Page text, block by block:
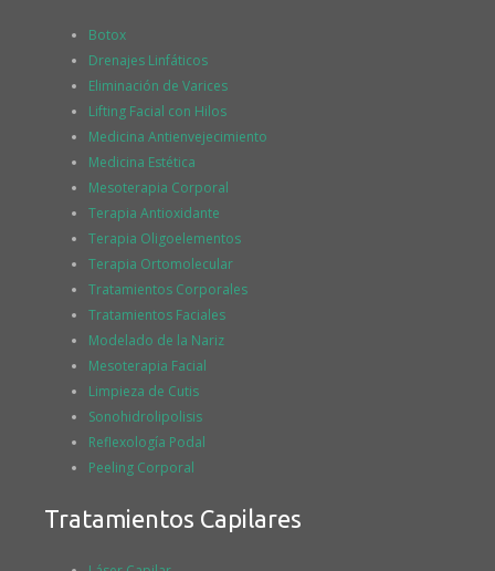
Botox
Drenajes Linfáticos
Eliminación de Varices
Lifting Facial con Hilos
Medicina Antienvejecimiento
Medicina Estética
Mesoterapia Corporal
Terapia Antioxidante
Terapia Oligoelementos
Terapia Ortomolecular
Tratamientos Corporales
Tratamientos Faciales
Modelado de la Nariz
Mesoterapia Facial
Limpieza de Cutis
Sonohidrolipolisis
Reflexología Podal
Peeling Corporal
Tratamientos Capilares